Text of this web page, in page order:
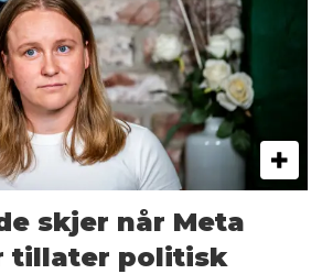
skjer når Meta
tillater politisk